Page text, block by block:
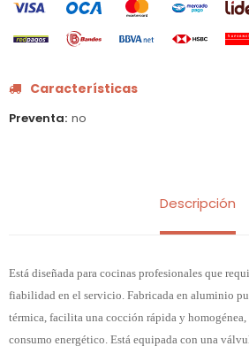
Características
Preventa no
Descripción
Está diseñada para cocinas profesionales que
fiabilidad en el servicio. Fabricada en aluminio
térmica, facilita una cocción rápida y homogénea,
consumo energético. Está equipada con una